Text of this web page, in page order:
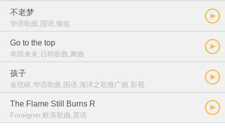
不老梦
华语歌曲,国语,银临
Go to the top
幸田来未,日韩歌曲,舞曲
孩子
金玟岐,华语歌曲,国语,海洋之歌推广曲,影视
The Flame Still Burns R
Foreigner,欧美歌曲,英语